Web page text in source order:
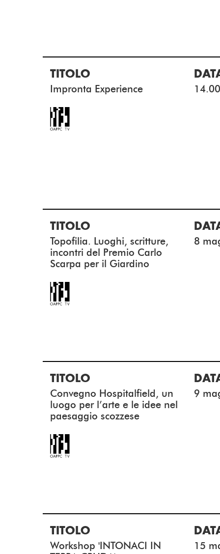
TITOLO
Impronta Experience
TITOLO
Topofilia. Luoghi, scritture,
incontri del Premio Carlo
Scarpa per il Giardino
8
TITOLO
Convegno Hospitalfield, un
luogo per l’arte e le idee nel
paesaggio scozzese
9
TITOLO
Workshop 'INTONACI IN
15